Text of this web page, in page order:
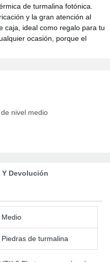
de turmalina fotónica.
y la gran atención al
caja, ideal como regalo para tu
ocasión, porque el
nivel medio
Y Devolución
Medio
Piedras de turmalina